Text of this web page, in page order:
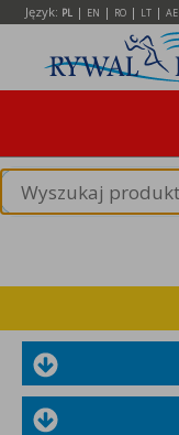
Język: PL | EN | RO | LT | AE